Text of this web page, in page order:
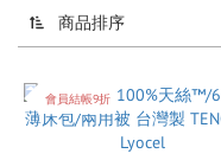
商品排序
會員結帳9折